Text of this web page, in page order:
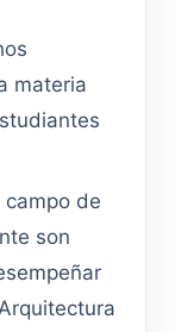
materia
campo de
son